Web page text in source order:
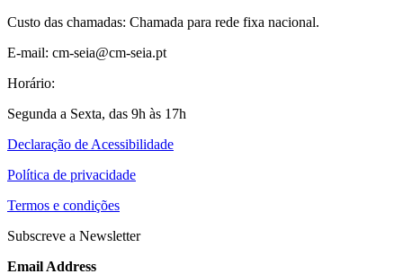
Custo das chamadas: Chamada para rede fixa nacional.
E-mail: cm-seia@cm-seia.pt
Horário:
Segunda a Sexta, das 9h às 17h
Declaração de Acessibilidade
Política de privacidade
Termos e condições
Subscreve a Newsletter
Email Address